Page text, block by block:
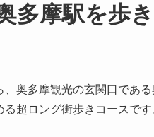
多摩駅を歩き
奥多摩観光の玄関口であ
超ロング街歩きコースです